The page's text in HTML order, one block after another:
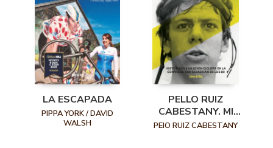
LA ESCAPADA
PIPPA YORK / DAVID
WALSH
PELLO RUIZ
CABESTANY. MI
BICICLETA Y
PEIO RUIZ CABESTANY